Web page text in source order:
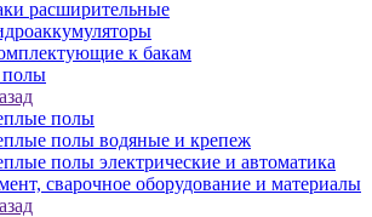
расширительные
к бакам
полы
полы
полы водяные и крепеж
полы электрические и автоматика
сварочное оборудование и материалы